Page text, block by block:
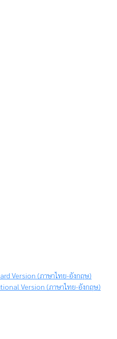
Version (ภาษาไทย-อังกฤษ)
Version (ภาษาไทย-อังกฤษ)